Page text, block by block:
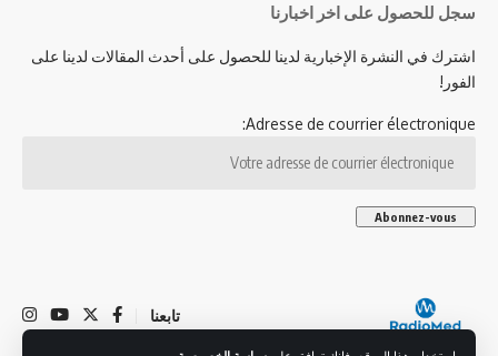
سجل للحصول على اخر اخبارنا
اشترك في النشرة الإخبارية لدينا للحصول على أحدث المقالات لدينا على
الفور!
Adresse de courrier électronique:
تابعنا